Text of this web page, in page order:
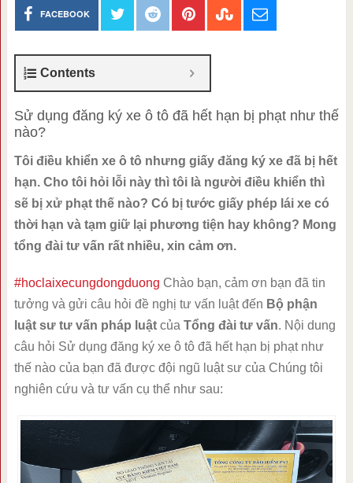
FACEBOOK
Contents
Sử dụng đăng ký xe ô tô đã hết hạn bị phạt như thế
nào?
Tôi điều khiển xe ô tô nhưng giấy đăng ký xe đã bị hết
hạn. Cho tôi hỏi lỗi này thì tôi là người điều khiển thì
sẽ bị xử phạt thế nào? Có bị tước giấy phép lái xe có
thời hạn và tạm giữ lại phương tiện hay không? Mong
tổng đài tư vấn rất nhiều, xin cảm ơn.
#hoclaixecungdongduong Chào bạn, cảm ơn bạn đã tin
tưởng và gửi câu hỏi đề nghị tư vấn luật đến Bộ phận
luật sư tư vấn pháp luậtcủa Tổng đài tư vấn. Nội dung
câu hỏi Sử dụng đăng ký xe ô tô đã hết hạn bị phạt như
thế nào của bạn đã được đội ngũ luật sư của Chúng tôi
nghiên cứu và tư vấn cụ thể như sau: